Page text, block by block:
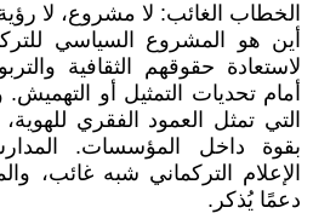
الخطاب الغائب: لا مشروع، لا
أين هو المشروع السياسي
لاستعادة حقوقهم الثقافية
أمام تحديات التمثيل أو التهميش.
التي تمثل العمود الفقري
بقوة داخل المؤسسات.
الإعلام التركماني شبه غائب،
دعمًا يُذكر.